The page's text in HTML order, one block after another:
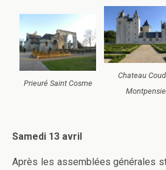
Prieuré Saint Cosme
Chateau
Samedi 13 avril
Après les assemblées générales